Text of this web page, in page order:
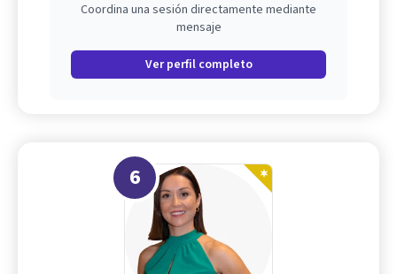
Coordina una sesión directamente mediante
mensaje
Ver perfil completo
6